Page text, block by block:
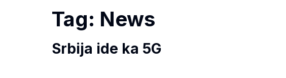
Tag: News
Srbija ide ka 5G